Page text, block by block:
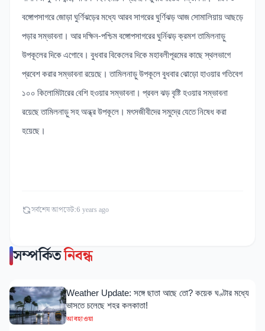
বঙ্গোপসাগরে জোড়া ঘুর্ণিঝড়ের মধ্যে আরব সাগরের ঘুর্ণিঝড় আজ সোমালিয়ায় আছড়ে
পড়ার সম্ভাবনা। আর দক্ষিন-পশ্চিম বঙ্গোপসাগরের ঘুর্নিঝড় ক্রমশ তামিলনাড়ু
উপকূলের দিকে এগোবে। বুধবার বিকেলের দিকে মহাবলীপূরমের কাছে স্থলভাগে
প্রবেশ করার সম্ভাবনা রয়েছে। তামিলনাড়ু উপকূলে বুধবার ঝোড়ো হাওয়ার গতিবেগ
১০০ কিলোমিটারের বেশি হওয়ার সম্ভাবনা। প্রবল ঝড় বৃষ্টি হওয়ার সম্ভাবনা
রয়েছে তামিলনাড়ু সহ অন্ধ্র উপকূলে। মৎসজীবীদের সমুদ্রে যেতে নিষেধ করা
হয়েছে।
সর্বশেষ আপডেট:6 years ago
সম্পর্কিতনিবন্ধ
Weather Update: সঙ্গে ছাতা আছে তো? কয়েক ঘণ্টার মধ্যে
ভাসতে চলেছে শহর কলকাতা!
আবহাওয়া